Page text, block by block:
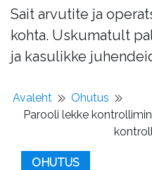
Sait arvutite ja
kohta. Uskumatult
ja kasulikke
Avaleht
Ohutus
Parooli lekke
OHUTUS